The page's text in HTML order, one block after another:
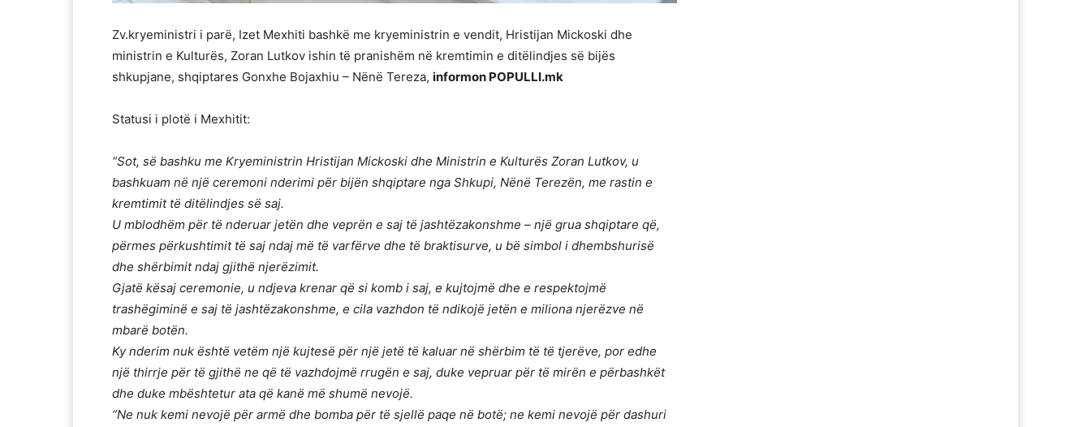
Zv.kryeministri i parë, Izet Mexhiti bashkë me kryeministrin e vendit, Hristijan Mickoski dhe
ministrin e Kulturës, Zoran Lutkov ishin të pranishëm në kremtimin e ditëlindjes së bijës
shkupjane, shqiptares Gonxhe Bojaxhiu – Nënë Tereza, informon POPULLI.mk
Statusi i plotë i Mexhitit:
“Sot, së bashku me Kryeministrin Hristijan Mickoski dhe Ministrin e Kulturës Zoran Lutkov, u
bashkuam në një ceremoni nderimi për bijën shqiptare nga Shkupi, Nënë Terezën, me rastin e
kremtimit të ditëlindjes së saj.
U mblodhëm për të nderuar jetën dhe veprën e saj të jashtëzakonshme – një grua shqiptare që,
përmes përkushtimit të saj ndaj më të varfërve dhe të braktisurve, u bë simbol i dhembshurisë
dhe shërbimit ndaj gjithë njerëzimit.
Gjatë kësaj ceremonie, u ndjeva krenar që si komb i saj, e kujtojmë dhe e respektojmë
trashëgiminë e saj të jashtëzakonshme, e cila vazhdon të ndikojë jetën e miliona njerëzve në
mbarë botën.
Ky nderim nuk është vetëm një kujtesë për një jetë të kaluar në shërbim të të tjerëve, por edhe
një thirrje për të gjithë ne që të vazhdojmë rrugën e saj, duke vepruar për të mirën e përbashkët
dhe duke mbështetur ata që kanë më shumë nevojë.
“Ne nuk kemi nevojë për armë dhe bomba për të sjellë paqe në botë; ne kemi nevojë për dashuri